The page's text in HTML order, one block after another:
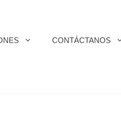
CONTÁCTANOS